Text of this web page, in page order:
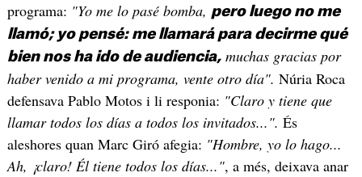
programa: "Yo me lo pasé bomba, pero luego no me
llamó; yo pensé: me llamará para decirme qué
bien nos ha ido de audiencia,muchas gracias por
haber venido a mi programa, vente otro día". Núria Roca
defensava Pablo Motos i li responia: "Claro y tiene que
llamar todos los días a todos los invitados...". És
aleshores quan Marc Giró afegia: "Hombre, yo lo hago...
Ah, ¡claro! Él tiene todos los días...", a més, deixava anar